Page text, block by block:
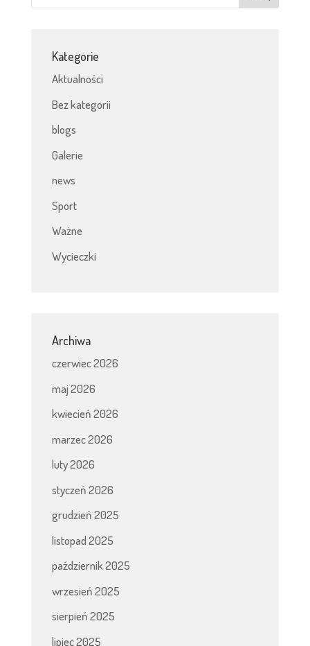
Kategorie
Aktualności
Bez kategorii
blogs
Galerie
news
Sport
Ważne
Wycieczki
Archiwa
czerwiec 2026
maj 2026
kwiecień 2026
marzec 2026
luty 2026
styczeń 2026
grudzień 2025
listopad 2025
październik 2025
wrzesień 2025
sierpień 2025
lipiec 2025